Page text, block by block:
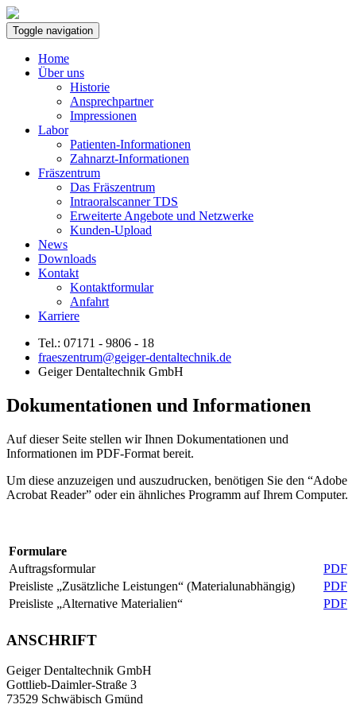
Skip
to
content
Toggle navigation
Home
Über uns
Historie
Ansprechpartner
Impressionen
Labor
Patienten-Informationen
Zahnarzt-Informationen
Fräszentrum
Das Fräszentrum
Intraoralscanner TDS
Erweiterte Angebote und Netzwerke
Kunden-Upload
News
Downloads
Kontakt
Kontaktformular
Anfahrt
Karriere
Tel.: 07171 - 9806 - 18
fraeszentrum@geiger-dentaltechnik.de
Geiger Dentaltechnik GmbH
Dokumentationen und Informationen
Auf dieser Seite stellen wir Ihnen Dokumentationen und
Informationen im PDF-Format bereit.
Um diese anzuzeigen und auszudrucken, benötigen Sie den “Adobe
Acrobat Reader” oder ein ähnliches Programm auf Ihrem Computer.
Formulare
Auftragsformular
PDF
Preisliste „Zusätzliche Leistungen“ (Materialunabhängig)
PDF
Preisliste „Alternative Materialien“
PDF
ANSCHRIFT
Geiger Dentaltechnik GmbH
Gottlieb-Daimler-Straße 3
73529 Schwäbisch Gmünd